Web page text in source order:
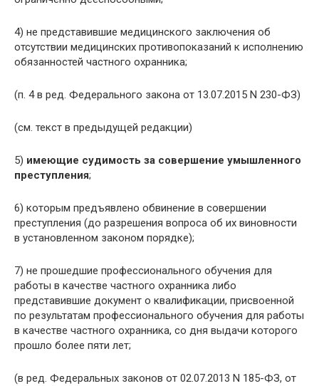
4) не представившие медицинского заключения об
отсутствии медицинских противопоказаний к исполнению
обязанностей частного охранника;
(п. 4 в ред. Федерального закона от 13.07.2015 N 230-ФЗ)
(см. текст в предыдущей редакции)
5) имеющие судимость за совершение умышленного
преступления;
6) которым предъявлено обвинение в совершении
преступления (до разрешения вопроса об их виновности
в установленном законом порядке);
7) не прошедшие профессионального обучения для
работы в качестве частного охранника либо
представившие документ о квалификации, присвоенной
по результатам профессионального обучения для работы
в качестве частного охранника, со дня выдачи которого
прошло более пяти лет;
(в ред. Федеральных законов от 02.07.2013 N 185-ФЗ, от